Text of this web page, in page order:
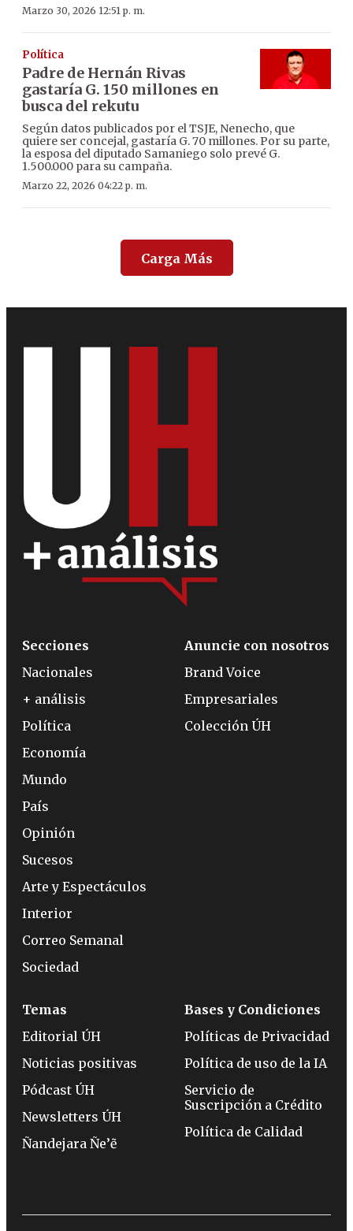
Marzo 30, 2026 12:51 p. m.
Política
Padre de Hernán Rivas
gastaría G. 150 millones en
busca del rekutu
Según datos publicados por el TSJE, Nenecho, que
quiere ser concejal, gastaría G. 70 millones. Por su parte,
la esposa del diputado Samaniego solo prevé G.
1.500.000 para su campaña.
Marzo 22, 2026 04:22 p. m.
Carga Más
Secciones
Nacionales
+ análisis
Política
Economía
Mundo
País
Opinión
Sucesos
Arte y Espectáculos
Interior
Correo Semanal
Sociedad
Anuncie con nosotros
Brand Voice
Empresariales
Colección ÚH
Temas
Editorial ÚH
Noticias positivas
Pódcast ÚH
Newsletters ÚH
Ñandejara Ñe’ẽ
Bases y Condiciones
Políticas de Privacidad
Política de uso de la IA
Servicio de
Suscripción a Crédito
Política de Calidad